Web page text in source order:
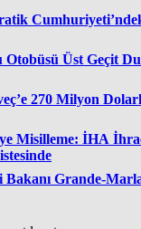
Otobüsü Üst Geçit
270 Milyon
Misilleme: İHA
Grande-